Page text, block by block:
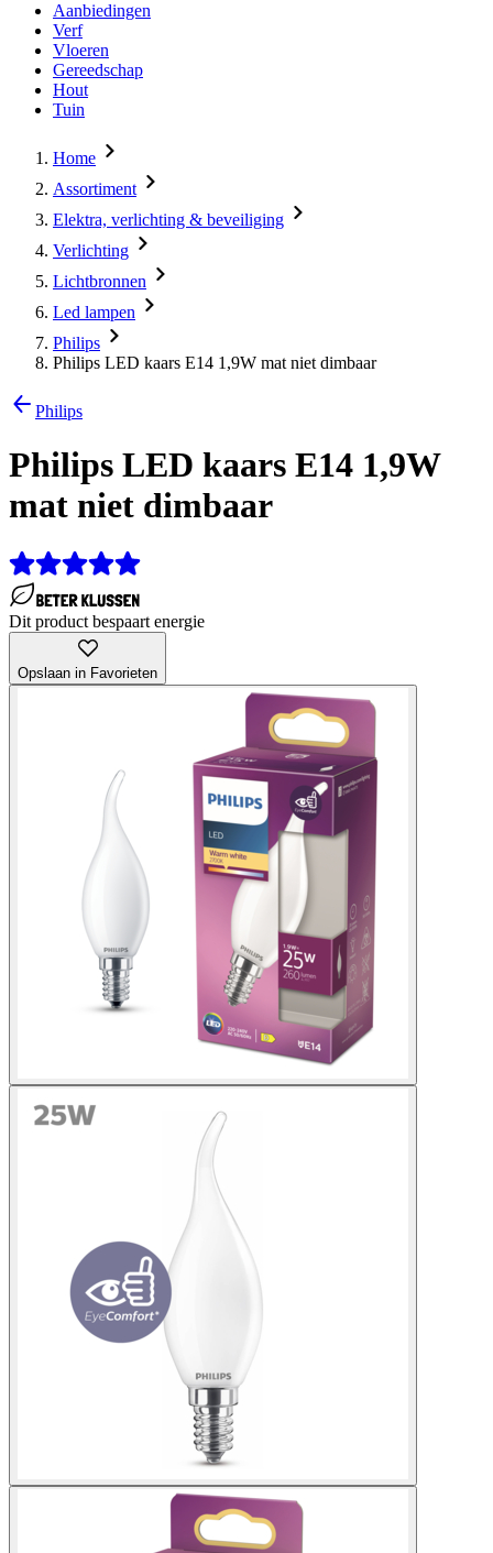
Aanbiedingen
Verf
Vloeren
Gereedschap
Hout
Tuin
Home
Assortiment
Elektra, verlichting & beveiliging
Verlichting
Lichtbronnen
Led lampen
Philips
Philips LED kaars E14 1,9W mat niet dimbaar
Philips
Philips LED kaars E14 1,9W
mat niet dimbaar
Dit product bespaart energie
Opslaan in Favorieten